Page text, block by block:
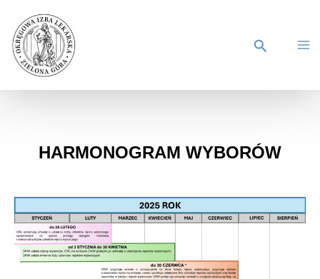
HARMONOGRAM WYBORÓW